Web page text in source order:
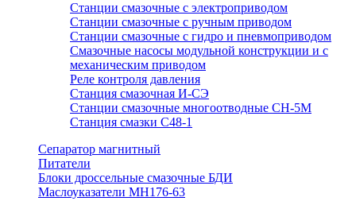
Станции смазочные с электроприводом
Станции смазочные с ручным приводом
Станции смазочные с гидро и пневмоприводом
Смазочные насосы модульной конструкции и с
механическим приводом
Реле контроля давления
Станция смазочная И-СЭ
Станции смазочные многоотводные СН-5М
Станция смазки С48-1
Сепаратор магнитный
Питатели
Блоки дроссельные смазочные БДИ
Маслоуказатели МН176-63